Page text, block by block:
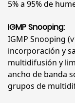
5% a 95% de
IGMP Snooping:
IGMP Snooping
incorporación y
multidifusión y
ancho de banda
grupos de